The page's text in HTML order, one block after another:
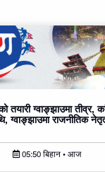
तयारी ग्वाङ्झाउमा तीव्र,
राजनीतिक
05:50 बिहान • आज